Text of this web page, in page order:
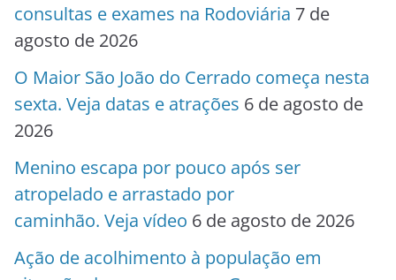
consultas e exames na Rodoviária 7 de
agosto de 2026
O Maior São João do Cerrado começa nesta
sexta. Veja datas e atrações 6 de agosto de
2026
Menino escapa por pouco após ser
atropelado e arrastado por
caminhão. Veja vídeo 6 de agosto de 2026
Ação de acolhimento à população em